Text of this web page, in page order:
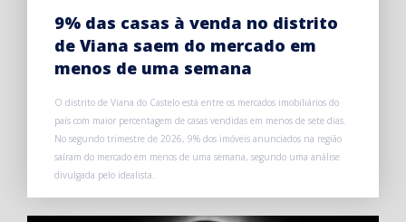
9% das casas à venda no distrito
de Viana saem do mercado em
menos de uma semana
O distrito de Viana do Castelo está entre os mercados imobiliários do
país com maior percentagem de casas vendidas em menos de sete dias.
No segundo trimestre de 2026, 9% dos imóveis anunciados na região
saíram do mercado em menos de uma semana, segundo uma análise
divulgada pelo idealista.